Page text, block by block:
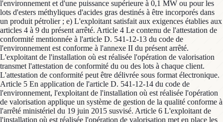
l'environnement et d'une puissance supérieure à 0,1 MW ou pour les
lots d'esters méthyliques d'acides gras destinés à être incorporés dans
un produit pétrolier ; e) L'exploitant satisfait aux exigences établies aux
articles 4 à 9 du présent arrêté. Article 4 Le contenu de l'attestation de
conformité mentionnée à l'article D. 541-12-13 du code de
l'environnement est conforme à l'annexe II du présent arrêté.
L'exploitant de l'installation où est réalisée l'opération de valorisation
transmet l'attestation de conformité du ou des lots à chaque client.
L'attestation de conformité peut être délivrée sous format électronique.
Article 5 En application de l'article D. 541-12-14 du code de
l'environnement, l'exploitant de l'installation où est réalisée l'opération
de valorisation applique un système de gestion de la qualité conforme à
l'arrêté ministériel du 19 juin 2015 susvisé. Article 6 L'exploitant de
l'installation où est réalisée l'opération de valorisation met en place les